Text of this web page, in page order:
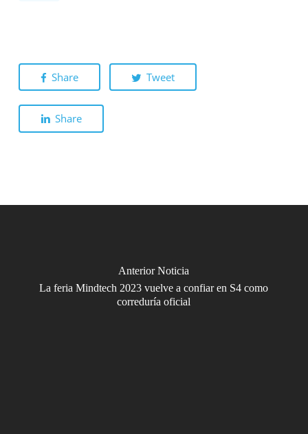
Share Tweet
Share
Anterior Noticia
La feria Mindtech 2023 vuelve a confiar en S4 como
correduría oficial